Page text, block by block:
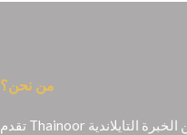
من نحن؟
تقدم Thainoor منتجات تجميل أصلية مستوحاة من الخبرة التايلاندية